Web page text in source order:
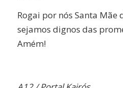
Rogai por nós Santa Mãe
sejamos dignos das
Amém!